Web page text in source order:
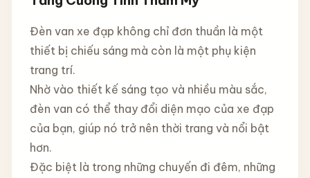
Đèn van xe đạp không chỉ đơn thuần là một
thiết bị chiếu sáng mà còn là một phụ kiện
trang trí.
Nhờ vào thiết kế sáng tạo và nhiều màu sắc,
đèn van có thể thay đổi diện mạo của xe đạp
của bạn, giúp nó trở nên thời trang và nổi bật
hơn.
Đặc biệt là trong những chuyến đi đêm, những